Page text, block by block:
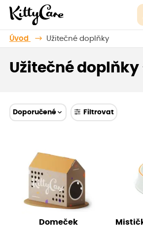
Úvod Užitečné doplňky
Užitečné doplňky
Doporučené Filtrovat
Domeček